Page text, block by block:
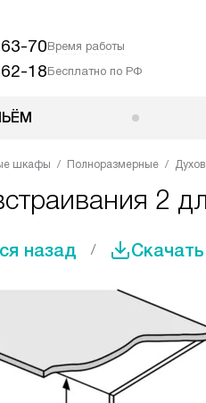
70Время работы
18Бесплатно по РФ
шкафы Полноразмерные
2
назад